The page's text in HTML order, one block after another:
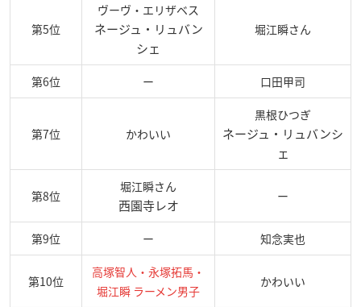
第5位
ヴーヴ・エリザベス
ネージュ・リュバン
シェ
堀江瞬さん
第6位 ー 口田甲司
第7位 かわいい
黒根ひつぎ
ネージュ・リュバンシ
ェ
第8位
堀江瞬さん
西園寺レオ
ー
第9位 ー 知念実也
第10位
高塚智人・永塚拓馬・
堀江瞬 ラーメン男子
かわいい